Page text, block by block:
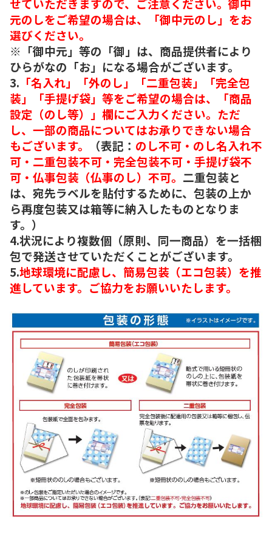
せていただきますので、ご注意ください。御中
元のしをご希望の場合は、「御中元のし」をお
選びください。
※「御中元」等の「御」は、商品提供者により
ひらがなの「お」になる場合がございます。
3. 「名入れ」「外のし」「二重包装」「完全包
装」「手提げ袋」等をご希望の場合は、「商品
設定（のし等）」欄にご入力ください。ただ
し、一部の商品についてはお承りできない場合
もございます。
（表記： のし不可・のし名入れ不
可・二重包装不可・完全包装不可・手提げ袋不
可・仏事包装（仏事のし）不可。 二重包装と
は、宛先ラベルを貼付するために、包装の上か
ら再度包装又は箱等に納入したものとなりま
す。）
4.状況により複数個（原則、同一商品）を一括梱
包で発送させていただくことがございます。
5.地球環境に配慮し、簡易包装（エコ包装）を推
進しています。ご協力をお願いいたします。